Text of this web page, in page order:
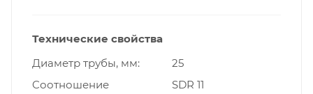
Технические свойства
Диаметр трубы, мм
25
Cоотношение
SDR 11